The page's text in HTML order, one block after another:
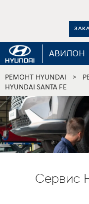
АВИЛОН
РЕМОНТ HYUNDAI >
HYUNDAI SANTA FE
Сервис